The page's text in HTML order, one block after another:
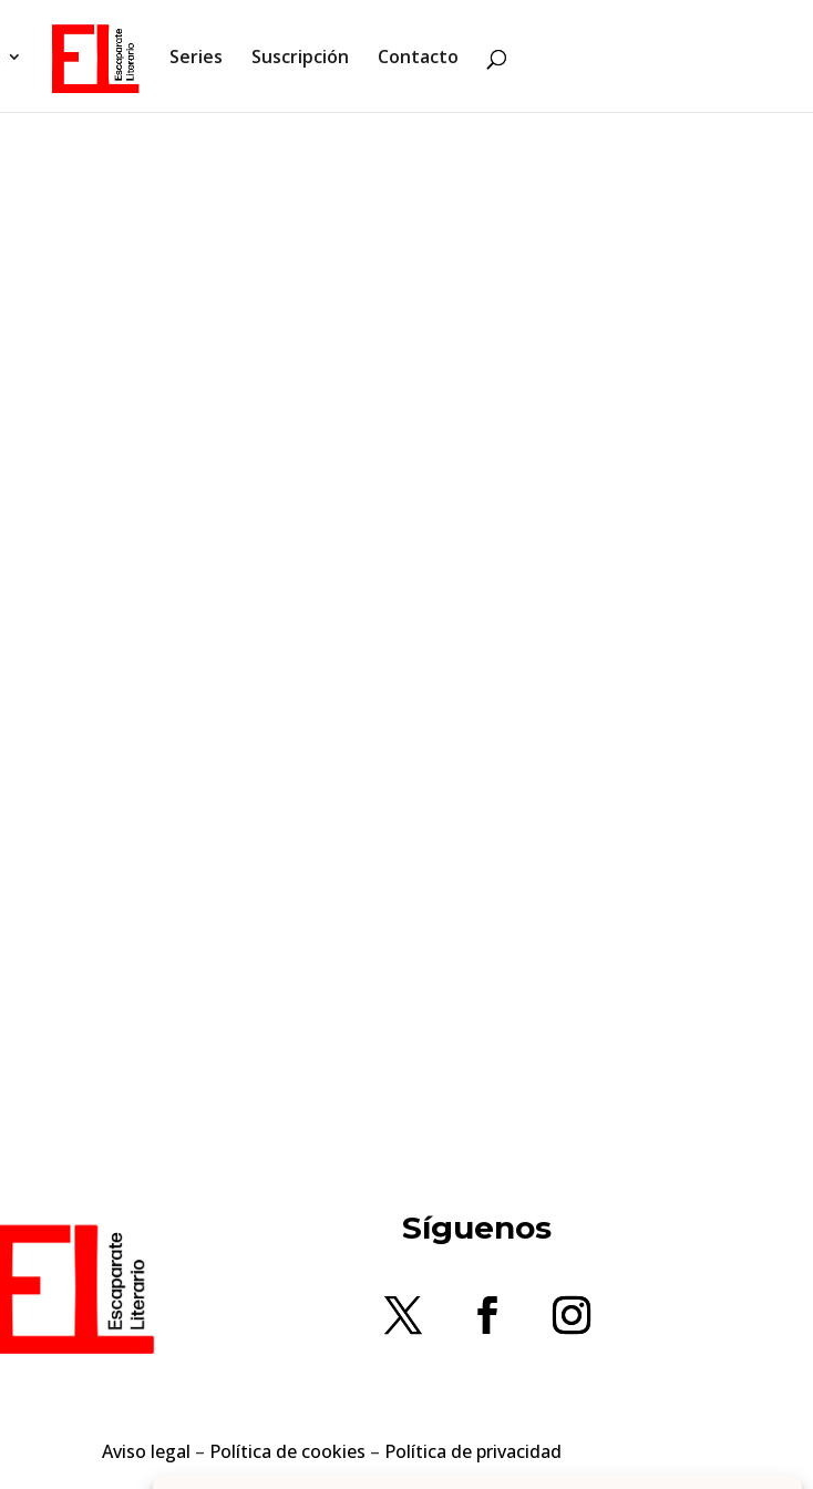
Series Suscripción Contacto
Síguenos
Aviso legal – Política de cookies – Política de privacidad